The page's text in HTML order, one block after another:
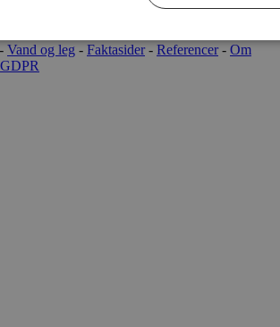
Alle rettigheder forbeholdes.
Vand og leg - Faktasider- Referencer- Om
GDPR